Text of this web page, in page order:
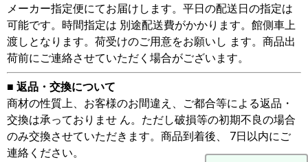
メーカー指定便にてお届けします。平日の配送日の指定は
可能です。時間指定は 別途配送費がかかります。館側車上
渡しとなります。荷受けのご用意をお願いし ます。商品出
荷前にご連絡させていただく場合がございます。
■ 返品・交換について
商材の性質上、お客様のお間違え、ご都合等による返品・
交換は承っておりませ ん。ただし破損等の初期不良の場合
のみ交換させていただきます。商品到着後、 7日以内にご
連絡ください。